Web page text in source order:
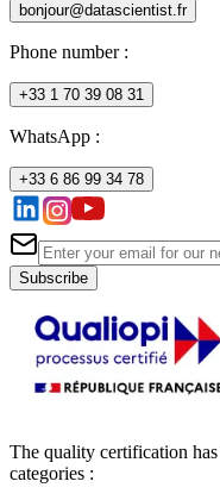
bonjour@datascientist.fr
Phone number:
+33 1 70 39 08 31
WhatsApp :
+33 6 86 99 34 78
Subscribe
The quality certification
categories :